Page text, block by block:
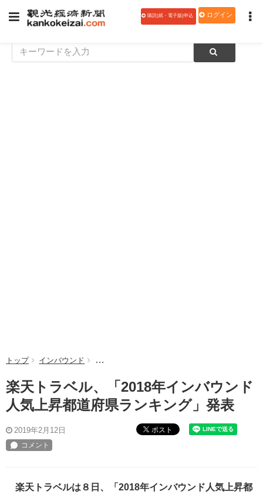
購読(紙・電子版)申込 ログイン
トップ インバウンド 楽天トラベル、「2018年インバウンド人気上昇
楽天トラベル、「2018年インバウンド
人気上昇都道府県ランキング」発表
2019年2月12日 ポスト
楽天トラベルは８日、「2018年インバウンド人気上昇都